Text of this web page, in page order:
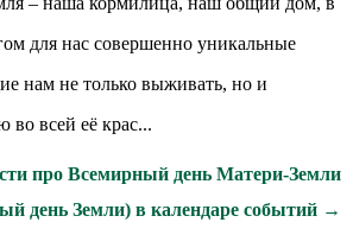
для нас совершенно уникальные
нам не только выживать, но и
во всей её крас...
про Всемирный день Матери-Земли
день Земли) в календаре событий →